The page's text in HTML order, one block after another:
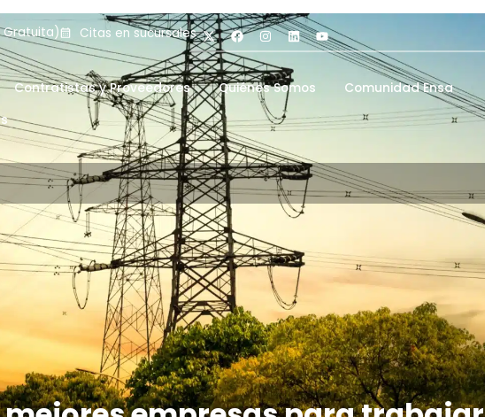
Gratuita) Citas en sucursales
Contratistas y Proveedores Quiénes Somos
Comunidad Ensa